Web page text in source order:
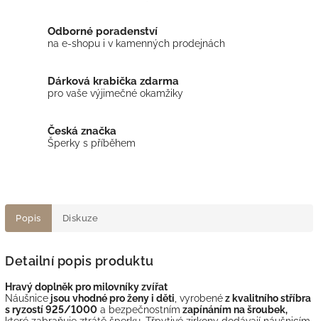
Odborné poradenství
na e-shopu i v kamenných prodejnách
Dárková krabička zdarma
pro vaše výjimečné okamžiky
Česká značka
Šperky s příběhem
Popis Diskuze
Detailní popis produktu
Hravý doplněk pro milovníky zvířat
Náušnice jsou vhodné pro ženy i děti , vyrobenéz kvalitního stříbra
s ryzostí 925/1000 a bezpečnostním zapínáním na šroubek,